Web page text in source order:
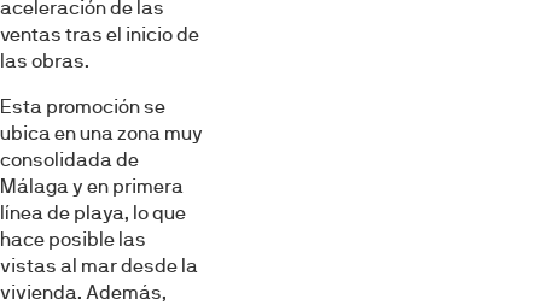
Marketing
aceleración de las
ventas tras el inicio de
las obras.
Esta promoción se
ubica en una zona muy
consolidada de
Málaga y en primera
línea de playa, lo que
hace posible las
vistas al mar desde la
vivienda. Además,